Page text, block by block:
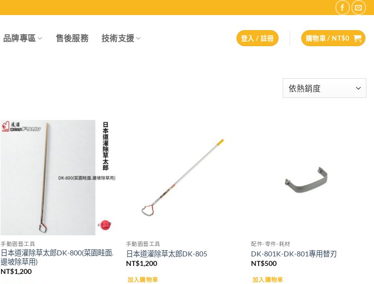
品牌專區 售後服務 技術支援 登入 / 註冊 購物車 / NT$0
Add to
wishlist
手動園藝工具
日本道灌除草太郎DK-800(菜園畦面.
邊坡除草用)
NT$1,200
Add to
手動園藝工具
日本道灌除草太郎DK-805
NT$1,200
加入購物車
配件-零件-耗材
DK-801K-DK-801專用替刃
NT$500
加入購物車